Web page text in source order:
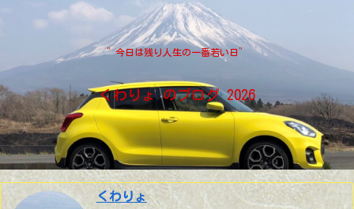
”今日は残り人生の一番若い日”
くわりょ のブログ 2026
くわりょ